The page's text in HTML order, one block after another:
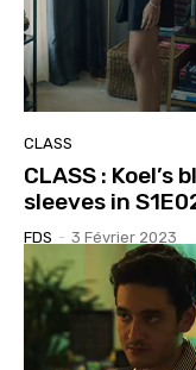
CLASS
CLASS :
sleeves in
FDS - 3 Février 2023